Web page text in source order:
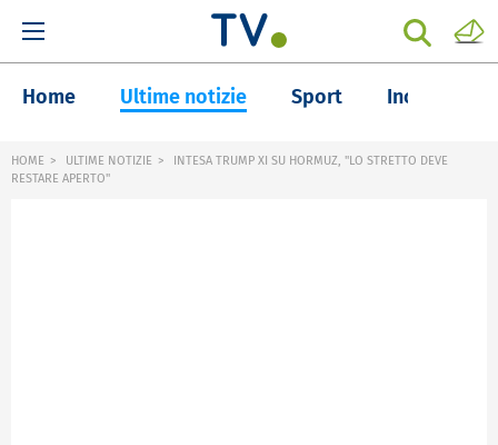
Home Ultime notizie Sport Inchieste
HOME ULTIME NOTIZIE
INTESA TRUMP XI SU HORMUZ, "LO STRETTO DEVE
RESTARE APERTO"